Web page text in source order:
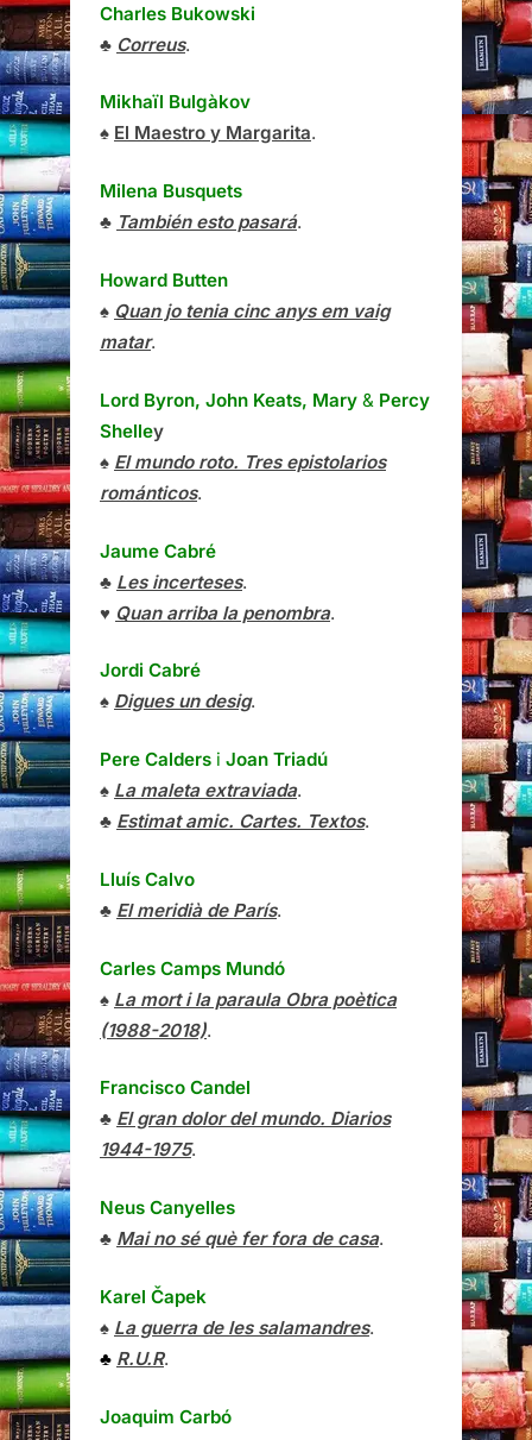
Charles Bukowski
♣ Correus.
Mikhaïl Bulgàkov
♠ El Maestro y Margarita.
Milena Busquets
♣ También esto pasará.
Howard Butten
♠ Quan jo tenia cinc anys em vaig
matar.
Lord Byron, John Keats, Mary & Percy
Shelley
♠ El mundo roto. Tres epistolarios
románticos.
Jaume Cabré
♣ Les incerteses.
♥ Quan arriba la penombra.
Jordi Cabré
♠ Digues un desig.
Pere Calders i Joan Triadú
♠ La maleta extraviada.
♣ Estimat amic. Cartes. Textos.
Lluís Calvo
♣ El meridià de París.
Carles Camps Mundó
♠ La mort i la paraula Obra poètica
(1988-2018).
Francisco Candel
♣ El gran dolor del mundo. Diarios
1944-1975.
Neus Canyelles
♣ Mai no sé què fer fora de casa.
Karel Čapek
♠ La guerra de les salamandres.
♣ R.U.R.
Joaquim Carbó